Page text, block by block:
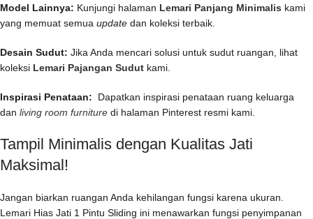
Model Lainnya: Kunjungi halaman Lemari Panjang Minimalis kami
yang memuat semua update dan koleksi terbaik.
Desain Sudut: Jika Anda mencari solusi untuk sudut ruangan, lihat
koleksi Lemari Pajangan Sudut kami.
Inspirasi Penataan: Dapatkan inspirasi penataan ruang keluarga
dan living room furniture di halaman Pinterest resmi kami.
Tampil Minimalis dengan Kualitas Jati
Maksimal!
Jangan biarkan ruangan Anda kehilangan fungsi karena ukuran.
Lemari Hias Jati 1 Pintu Sliding ini menawarkan fungsi penyimpanan